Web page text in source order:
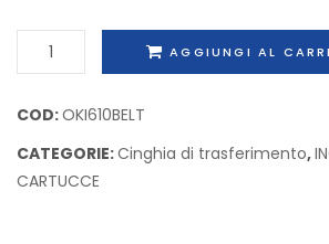
Cinghia
di
Originale
Oki
44341902
AGGIUNGI AL
COD:OKI610BELT
CATEGORIE:Cinghia di trasferimento,
CARTUCCE